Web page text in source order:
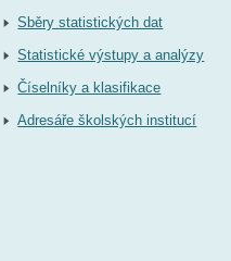
Sběry statistických dat
Statistické výstupy a analýzy
Číselníky a klasifikace
Adresáře školských institucí